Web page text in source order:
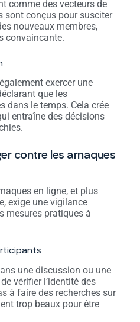
comme des vecteurs de
sont conçus pour susciter
nouveaux membres,
convaincante.
exercer une
que les
dans le temps. Cela crée
entraîne des décisions
contre les arnaques
en ligne, et plus
exige une vigilance
mesures pratiques à
une discussion ou une
vérifier l’identité des
à faire des recherches sur
trop beaux pour être